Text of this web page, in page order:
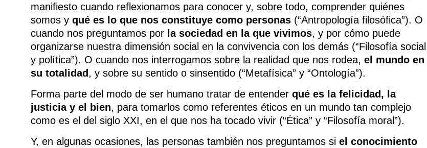
manifiesto cuando reflexionamos para conocer y, sobre todo, comprender quiénes
somos y qué es lo que nos constituye como personas (“Antropología filosófica”). O
cuando nos preguntamos por la sociedad en la que vivimos, y por cómo puede
organizarse nuestra dimensión social en la convivencia con los demás (“Filosofía social
y política”). O cuando nos interrogamos sobre la realidad que nos rodea, el mundo en
su totalidad, y sobre su sentido o sinsentido (“Metafísica” y “Ontología”).
Forma parte del modo de ser humano tratar de entender qué es la felicidad, la
justicia y el bien, para tomarlos como referentes éticos en un mundo tan complejo
como es el del siglo XXI, en el que nos ha tocado vivir (“Ética” y “Filosofía moral”).
Y, en algunas ocasiones, las personas también nos preguntamos si el conocimiento